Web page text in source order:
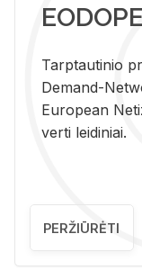
Tarp­tau­ti­nio
De­mand-
Eu­ro­pe­an
ver­ti lei­di­niai.
PERŽIŪRĖTI